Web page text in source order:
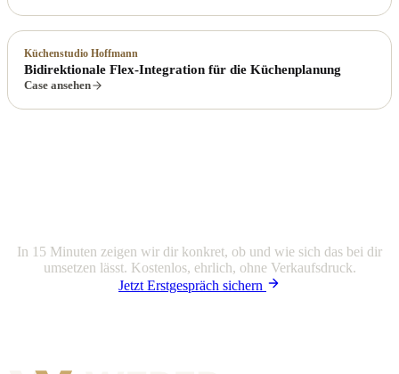
Küchenstudio Hoffmann
Bidirektionale Flex-Integration für die Küchenplanung
Case ansehen
In 15 Minuten zeigen wir dir konkret, ob und wie sich das bei dir
umsetzen lässt. Kostenlos, ehrlich, ohne Verkaufsdruck.
Jetzt Erstgespräch sichern